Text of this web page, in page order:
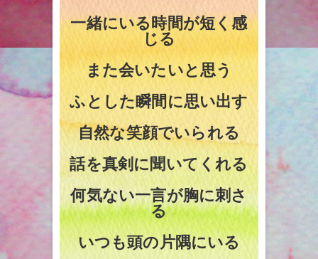
一緒にいる時間が短く感
じる
また会いたいと思う
ふとした瞬間に思い出す
自然な笑顔でいられる
話を真剣に聞いてくれる
何気ない一言が胸に刺さ
る
いつも頭の片隅にいる